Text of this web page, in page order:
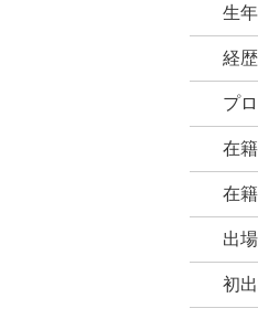
生
経歴
プ
在
在
出
初